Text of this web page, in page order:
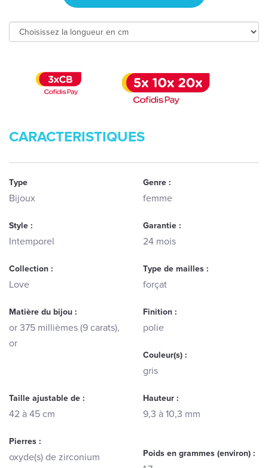
CARACTERISTIQUES
Type
Bijoux
Genre :
femme
Style :
Intemporel
Garantie :
24 mois
Collection :
Love
Type de mailles :
forçat
Matière du bijou :
or 375 millièmes (9 carats),
or
Finition :
polie
Couleur(s) :
gris
Taille ajustable de :
42 à 45 cm
Hauteur :
9,3 à 10,3 mm
Pierres :
oxyde(s) de zirconium Poids en grammes (environ) :